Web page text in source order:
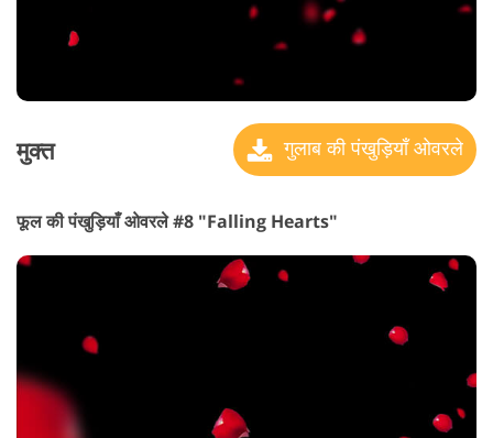
मुक्त गुलाब की पंखुड़ियाँ ओवरले
फूल की पंखुड़ियाँ ओवरले #8 "Falling Hearts"